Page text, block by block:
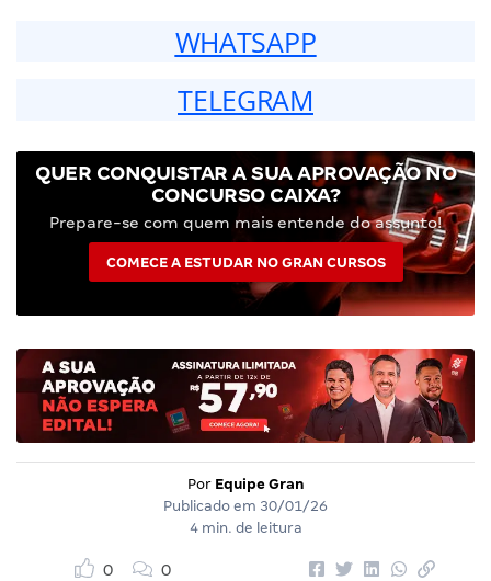
WHATSAPP
TELEGRAM
QUER CONQUISTAR A SUA APROVAÇÃO NO
CONCURSO CAIXA?
Prepare-se com quem mais entende do assunto!
COMECE A ESTUDAR NO GRAN CURSOS
Por Equipe Gran
Publicado em 30/01/26
4 min. de leitura
0 0